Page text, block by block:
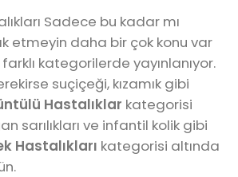
Sadece bu kadar mı
etmeyin daha bir çok konu var
kategorilerde yayınlanıyor.
suçiçeği, kızamık gibi
Hastalıklar kategorisi
sarılıkları ve infantil kolik gibi
Hastalıkları kategorisi altında